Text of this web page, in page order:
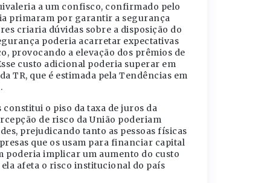
a um confisco, confirmado pelo
primaram por garantir a segurança
criaria dúvidas sobre a disposição do
poderia acarretar expectativas
provocando a elevação dos prêmios de
custo adicional poderia superar em
TR, que é estimada pela Tendências em
o piso da taxa de juros da
de risco da União poderiam
prejudicando tanto as pessoas físicas
que os usam para financiar capital
poderia implicar um aumento do custo
afeta o risco institucional do país